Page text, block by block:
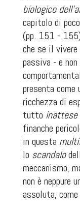
biologico
capitolo di
(pp. 151 -
che se il vivere
passiva - e non
presenta
ricchezza di
tutto inattese
finanche
in questa
lo scandalo
meccanismo,
non è neppure
assoluta, come